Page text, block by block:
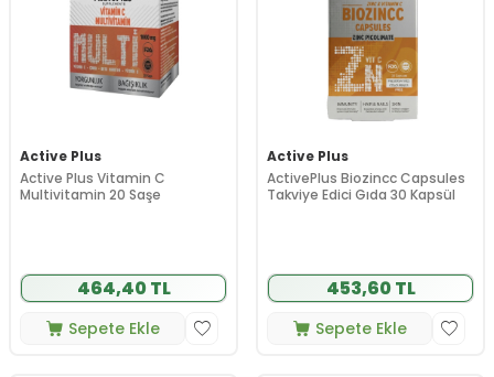
Active Plus
Active Plus Vitamin C
Multivitamin 20 Saşe
464,40 TL
Sepete Ekle
Active Plus
ActivePlus Biozincc Capsules
Takviye Edici Gıda 30 Kapsül
453,60 TL
Sepete Ekle